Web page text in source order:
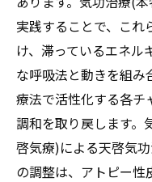
実践することで、これ
け、滞っているエネル
な呼吸法と動きを組み
療法で活性化する各チ
調和を取り戻します。
啓気療)による天啓気
の調整は、アトピー性